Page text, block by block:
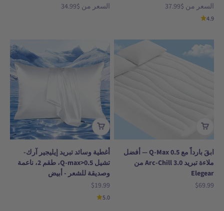
السعر بعد الخصم
السعر من $37.99
4.9
السعر بعد الخصم
السعر من $34.99
ابقَ بارداً مع Q-Max 0.5 — أفضل
ملاءة تبريد Arc-Chill 3.0 من
Elegear
السعر بعد الخصم
$69.99
أغطية وسائد تبريد إيليجير آرك-
تشيل Q-max>0.5، طقم 2، ناعمة
وصديقة للشعر - أبيض
السعر بعد الخصم
$19.99
5.0